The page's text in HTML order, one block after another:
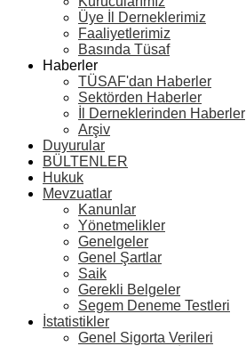
Üye İl Derneklerimiz
Faaliyetlerimiz
Basında Tüsaf
Haberler
TÜSAF'dan Haberler
Sektörden Haberler
İl Derneklerinden Haberler
Arşiv
Duyurular
BÜLTENLER
Hukuk
Mevzuatlar
Kanunlar
Yönetmelikler
Genelgeler
Genel Şartlar
Saik
Gerekli Belgeler
Segem Deneme Testleri
İstatistikler
Genel Sigorta Verileri